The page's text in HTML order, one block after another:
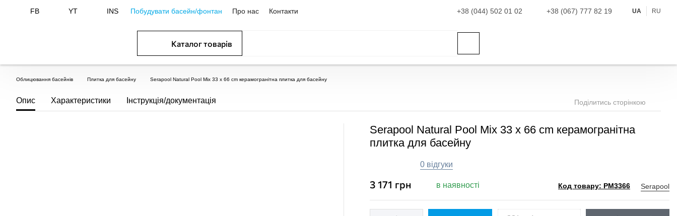
FB YT INS Побудувати басейн/фонтан Про нас Контакти +38 (044) 502 01 02 +38 (067) 777 82 19 UA RU
Каталог товарів
Облицювання басейнів Плитка для басейну Serapool Natural Pool Mix 33 x 66 cm керамогранітна плитка для басейну
Опис Характеристики Інструкція/документація Поділитись сторінкою
Serapool Natural Pool Mix 33 x 66 cm керамогранітна
плитка для басейну
0 відгуки
3 171 грн в наявності Код товару: PM3366 Serapool